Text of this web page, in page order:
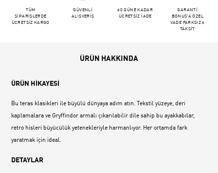
TÜM
SİPARİŞLERDE
ÜCRETSİZ KARGO
GÜVENLİ
ALIŞVERİŞ
60 GÜNE KADAR
ÜCRETSİZ İADE
GARANTİ
BONUS'A ÖZEL
VADE FARKSIZ 6
TAKSİT
ÜRÜN HAKKINDA
ÜRÜN HİKAYESİ
Bu teras klasikleri ile büyülü dünyaya adım atın. Tekstil yüzeye, deri
kaplamalara ve Gryffindor armalı çıkarılabilir dile sahip bu ayakkabılar,
retro hisleri büyücülük yetenekleriyle harmanlıyor. Her ortamda fark
yaratmak için ideal.
DETAYLAR